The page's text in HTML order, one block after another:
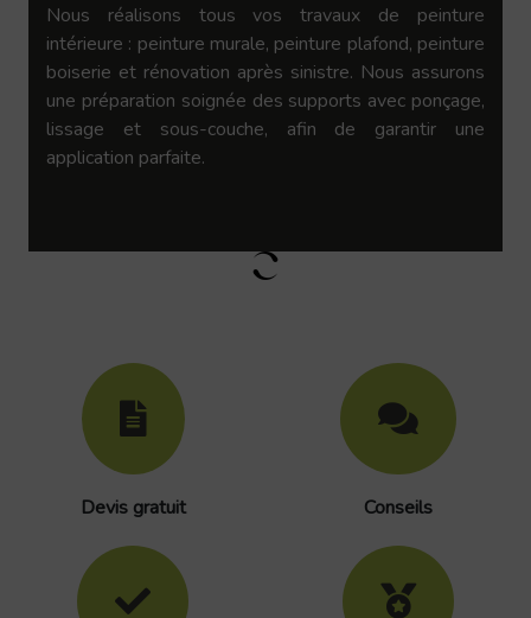
Nous réalisons tous vos travaux de peinture
intérieure : peinture murale, peinture plafond, peinture
boiserie et rénovation après sinistre. Nous assurons
une préparation soignée des supports avec ponçage,
lissage et sous-couche, afin de garantir une
application parfaite.
Devis gratuit Conseils